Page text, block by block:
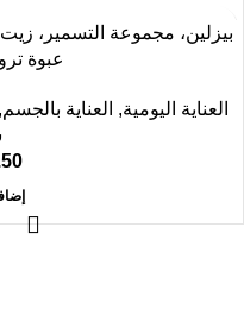
بيزلين، مجموعة التسمير،
عبوة
العناية اليومية, العناية بالجسم